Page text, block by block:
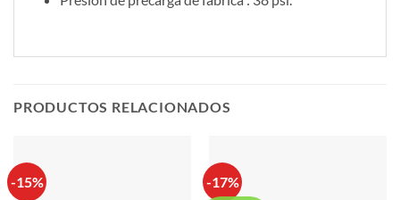
PRODUCTOS RELACIONADOS
-15% -17%